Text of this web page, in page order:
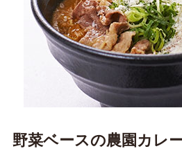
野菜ベースの農園カレ